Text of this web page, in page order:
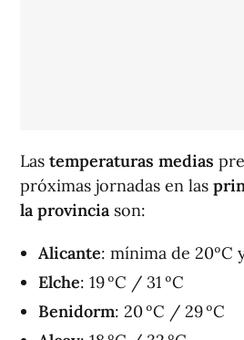
Las temperaturas medias
próximas jornadas en las
la provincia son:
Alicante: mínima de 20ºC
Elche: 19 ºC / 31 ºC
Benidorm: 20 ºC / 29 ºC